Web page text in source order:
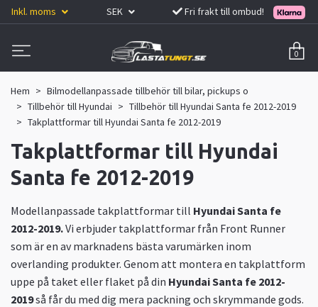
Inkl. moms SEK Fri frakt till ombud!
0
Hem
Bilmodellanpassade tillbehör till bilar, pickups o
Tillbehör till Hyundai
Tillbehör till Hyundai Santa fe 2012-2019
Takplattformar till Hyundai Santa fe 2012-2019
Takplattformar till Hyundai
Santa fe 2012-2019
Modellanpassade takplattformar till Hyundai Santa fe
2012-2019.Vi erbjuder takplattformar från Front Runner
som är en av marknadens bästa varumärken inom
overlanding produkter. Genom att montera en takplattform
uppe på taket eller flaket på din Hyundai Santa fe 2012-
2019så får du med dig mera packning och skrymmande gods.